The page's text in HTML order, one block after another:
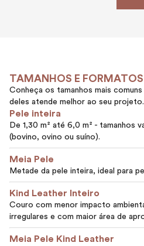
TAMANHOS E FORMATOS
Conheça os tamanhos mais
deles atende melhor ao seu projeto.
Pele inteira
De 1,30 m² até 6,0 m² - tamanhos
(bovino, ovino ou suíno).
Meia Pele
Metade da pele inteira, ideal para
Kind Leather Inteiro
Couro com menor impacto
irregulares e com maior área de
Meia Pele Kind Leather